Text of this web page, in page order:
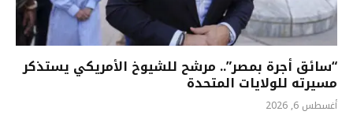
“سائق أجرة بمصر”.. مرشح للشيوخ الأمريكي يستذكر
مسيرته للولايات المتحدة
أغسطس 6, 2026